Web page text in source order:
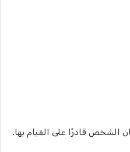
الشخص قادرًا على القيام بها.